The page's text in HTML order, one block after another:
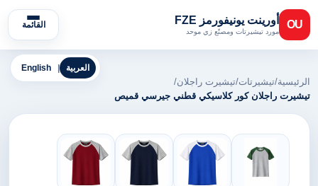
OU أورينت يونيفورمز FZE
مورد تيشيرتات ومصنّع زي موحد
القائمة
English العربية
الرئيسية/تيشيرتات/تيشيرت راجلان/
تيشيرت راجلان كور كلاسيكي قطني جيرسي قميص